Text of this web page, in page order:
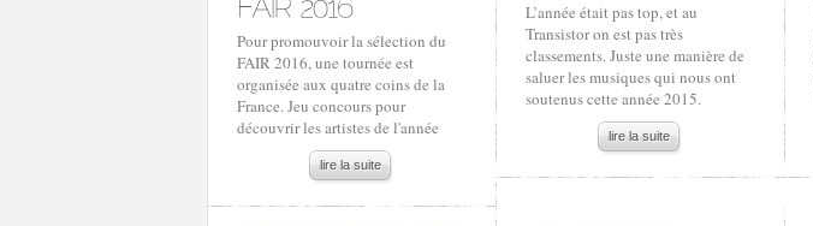
Pour promouvoir la sélection du
FAIR 2016, une tournée est
organisée aux quatre coins de la
France. Jeu concours pour
découvrir les artistes de l'année
lire la suite
L’année était pas top, et au
Transistor on est pas très
classements. Juste une manière de
saluer les musiques qui nous ont
soutenus cette année 2015.
lire la suite